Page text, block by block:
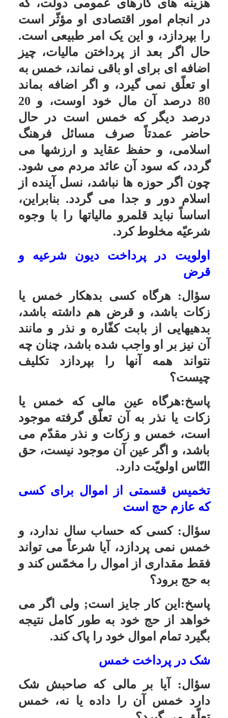
دستگاه (قیمت تقریبی مشخص است)
مبلغی بابت پیش پرداخت به فروشنده
پرداخت کردم و پرداخت مابقی مبلغ
دستگاه به زمان تحویل موکول شد. آیا
به مبلغ باقیمانده که بدهکارم و در
حساب اینجانب در زمان سال خمسی
باقیمانده است خمس تعلق می گیرد؟
پاسخ:آن مقدار که بدهکار هستید
خمس ندارد.
خمس وسائلی که بلااستفاده مانده
سؤال: اگر با پولی که سال بر آن
نگذشته چه زمانی که خمس آن
پرداخت شده و چه زمانی که تخمیس
نشده باشد، کالایی را خریداری نماییم
(خواه وسیله و ابزار باشد یا منزل و
غیره) و به مدت یک سال هم بلااستفاده
مانده باشد، آیا خمس به آنها تعلق می
گیرد؟
پاسخ:اگر از وسائل مورد نیاز است
خمس ندارد.
شده
ولی قبل از خرج کامل پول در امور
مذکور یک سال از آن می گذرد، آیا به
این پول خمس تعلق می گیرد؟
پاسخ:خمس آن را می تواند جزو صدقه
حساب کند.
طلایی که در بانک به صورت گرو
گذاشته شده
مقداری طلا (همانگونه که معمول است
طلا را به عنوان گرو می گذارند و با
توجه به وزن طلا مقدار مشخصی پول
از بانک می گیرند و پس از یک سال پول
را با بهره مشخصی به بانک پس می
دهند و طلایشان را پس می گیرند) به
مدت یک سال گذاشته باشیم، آیا به این
طلا که یک سال یا بیشتر در بانک مانده
است خمس تعلق می گیرد؟
خانواده را داشته خمس ندارد و اگر
چیز اضافی بوده خمس دارد؛ در ضمن
سود شما به بانک در صورتی صحیح
است که تحت یکی از عقود شرعیه که
در آیین نامه بانک ها آمده است قرار
گیرد.
سؤال:
اینجانب یک سری وسایل منزل
را بدون پرداخت پول از افراد غیر
مسلمان دریافت کرده ام. آیا استفاده
از آنها صحیح است یا باید وجه آن را یا
خمس آن را بپردازم؟ چگونه باید وجه
پاسخ:در صورتیکه از غیر کفار حربی
باشد باید وجه آن را بپردازید مگر اینکه
آنها رضایت دهند، در اینصورت خمس
ندارد ولی اگر از کفار حربی بگیرید
احتیاط آن است که خمس آن را